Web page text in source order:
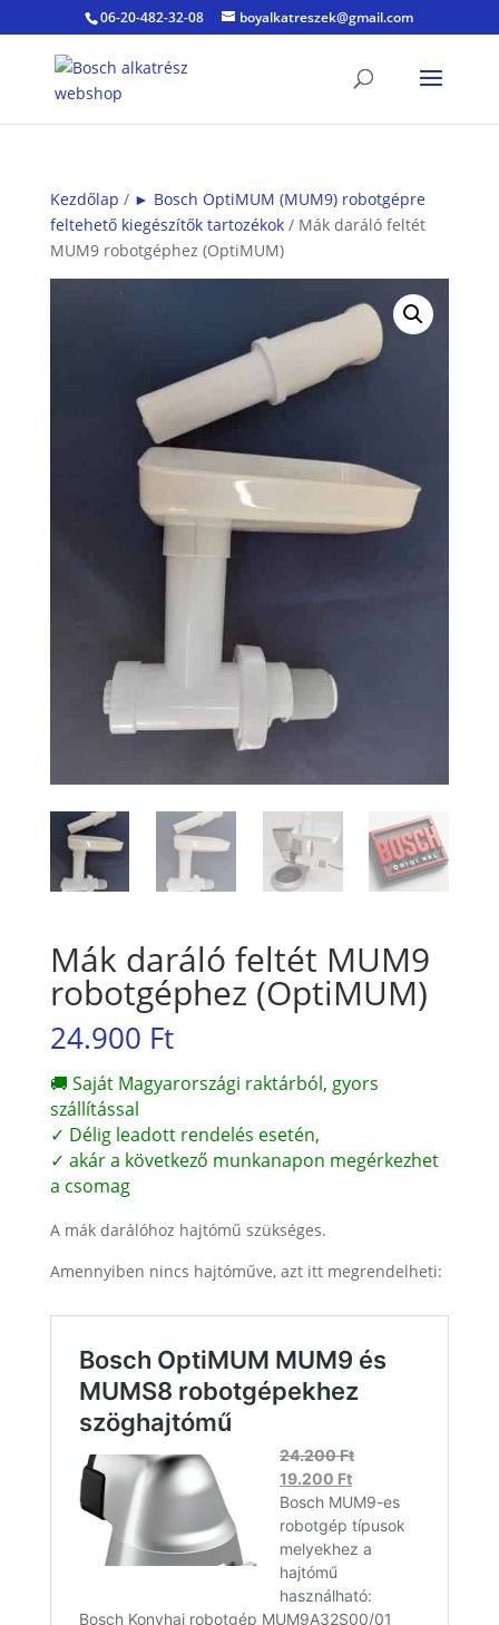
06-20-482-32-08 boyalkatreszek@gmail.com
Kezdőlap / ► Bosch OptiMUM (MUM9) robotgépre
feltehető kiegészítők tartozékok/ Mák daráló feltét
MUM9 robotgéphez (OptiMUM)
Mák daráló feltét MUM9
robotgéphez (OptiMUM)
24.900 Ft
🚚 Saját Magyarországi raktárból, gyors
szállítással
✓ Délig leadott rendelés esetén,
✓ akár a következő munkanapon megérkezhet
a csomag
A mák darálóhoz hajtómű szükséges.
Amennyiben nincs hajtóműve, azt itt megrendelheti: